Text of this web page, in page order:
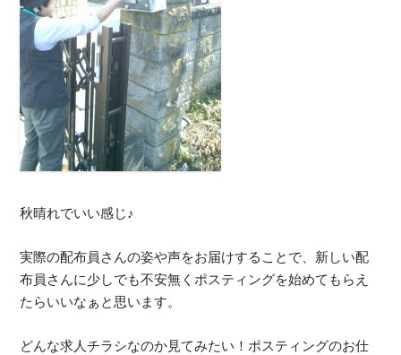
秋晴れでいい感じ♪
実際の配布員さんの姿や声をお届けすることで、新しい配
布員さんに少しでも不安無くポスティングを始めてもらえ
たらいいなぁと思います。
どんな求人チラシなのか見てみたい！ポスティングのお仕